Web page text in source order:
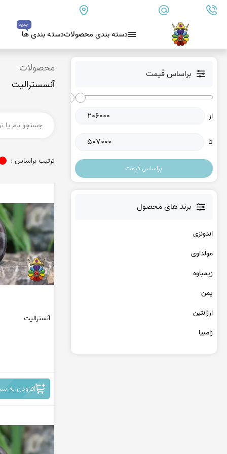
09179890157
info@goharanshop.com
دسته بندی محصولات
عقیق کلسدونی آبی
عقیق دروزی کلسدونی
عقیق کلسدونی قهوه ای
عقیق یمن زرد
عقیق یمن پرتقالی
عقیق یمن کبود
عقیق یمن سبز
عقیق یمن بنفش
عقیق یمن سیاه
عقیق یمن قرمز
دسته بندی ها
جدید
براساس قیمت
از
تا
براساس قیمت
برند های محصول
اندونزی
مولداوی
زیمباوه
یمن
ارژانتین
زامبیا
محصولات
آنسسترالیت
ترتیب براساس :
آنسترالیت
افزودن به